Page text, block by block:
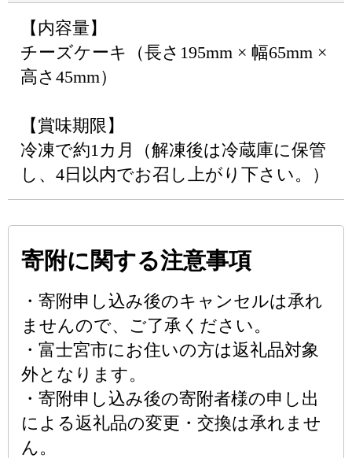
【内容量】
チーズケーキ（長さ195mm × 幅65mm ×
高さ45mm）
【賞味期限】
冷凍で約1カ月（解凍後は冷蔵庫に保管
し、4日以内でお召し上がり下さい。）
寄附に関する注意事項
・寄附申し込み後のキャンセルは承れ
ませんので、ご了承ください。
・富士宮市にお住いの方は返礼品対象
外となります。
・寄附申し込み後の寄附者様の申し出
による返礼品の変更・交換は承れませ
ん。